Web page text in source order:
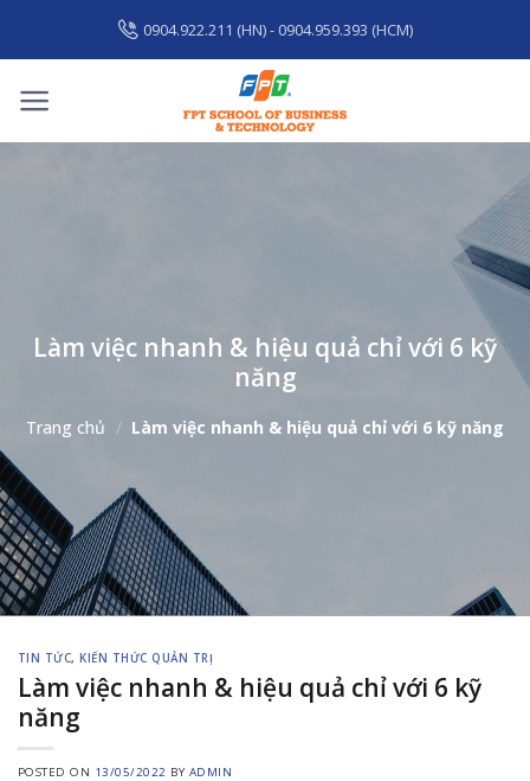
content
0904.922.211 (HN) - 0904.959.393 (HCM)
Làm việc nhanh & hiệu quả chỉ với 6 kỹ
năng
Trang chủ / Làm việc nhanh & hiệu quả chỉ với 6 kỹ năng
TIN TỨC,KIẾN THỨC QUẢN TRỊ
Làm việc nhanh & hiệu quả chỉ với 6 kỹ
năng
POSTED ON 13/05/2022 BY ADMIN